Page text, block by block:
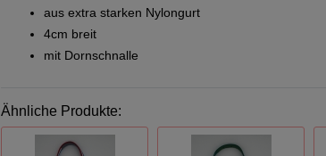
aus extra starken Nylongurt
4cm breit
mit Dornschnalle
Ähnliche Produkte: